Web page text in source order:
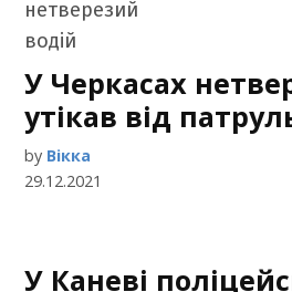
У Черкасах
утікав від
by Вікка
29.12.2021
У Каневі